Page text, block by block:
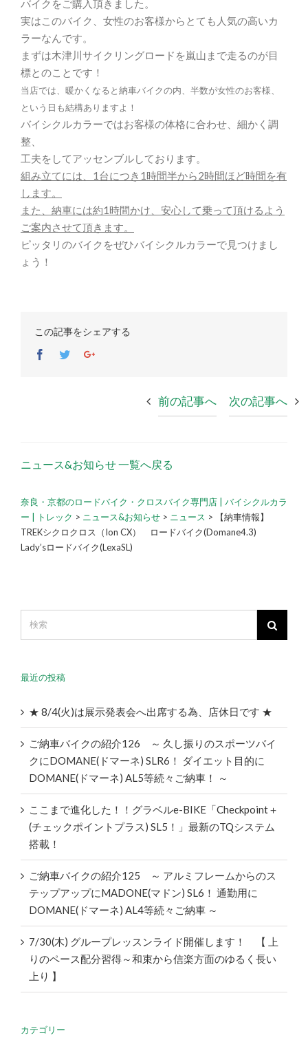
バイクをご購入頂きました。
実はこのバイク、女性のお客様からとても人気の高いカ
ラーなんです。
まずは木津川サイクリングロードを嵐山まで走るのが目
標とのことです！
当店では、暖かくなると納車バイクの内、半数が女性のお客様、
という日も結構ありますよ！
バイシクルカラーではお客様の体格に合わせ、細かく調
整、
工夫をしてアッセンブルしております。
組み立てには、1台につき1時間半から2時間ほど時間を有
します。
また、納車には約1時間かけ、安心して乗って頂けるよう
ご案内させて頂きます。
ピッタリのバイクをぜひバイシクルカラーで見つけまし
ょう！
この記事をシェアする
Facebook
TwitterGoogle+
前の記事へ 次の記事へ
ニュース&お知らせ 一覧へ戻る
奈良・京都のロードバイク・クロスバイク専門店 | バイシクルカラ
ー | トレック > ニュース&お知らせ > ニュース >
【納車情報】
TREKシクロクロス（Ion CX） ロードバイク(Domane4.3)
Lady’sロードバイク(LexaSL)
最近の投稿
★ 8/4(火)は展示発表会へ出席する為、店休日です ★
ご納車バイクの紹介126 ～ 久し振りのスポーツバイ
クにDOMANE(ドマーネ) SLR6！ ダイエット目的に
DOMANE(ドマーネ) AL5等続々ご納車！ ～
ここまで進化した！！グラベルe-BIKE「Checkpoint＋
(チェックポイントプラス) SL5！」最新のTQシステム
搭載！
ご納車バイクの紹介125 ～ アルミフレームからのス
テップアップにMADONE(マドン) SL6！ 通勤用に
DOMANE(ドマーネ) AL4等続々ご納車 ～
7/30(木) グループレッスンライド開催します！ 【 上
りのペース配分習得～和束から信楽方面のゆるく長い
上り 】
カテゴリー